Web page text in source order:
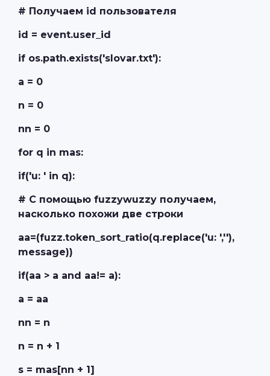
# Получаем id пользователя
id = event.user_id
if os.path.exists('slovar.txt'):
a = 0
n = 0
nn = 0
for q in mas:
if('u: ' in q):
# С помощью fuzzywuzzy получаем,
насколько похожи две строки
aa=(fuzz.token_sort_ratio(q.replace('u: ',''),
message))
if(aa > a and aa!= a):
a = aa
nn = n
n = n + 1
s = mas[nn + 1]